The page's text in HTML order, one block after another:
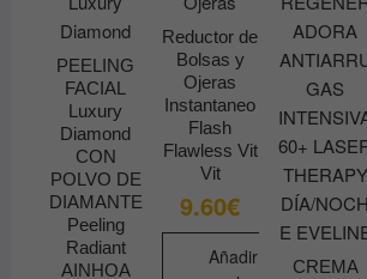
PEELING
FACIAL
Luxury
Diamond
CON
POLVO DE
DIAMANTE
Peeling
Radiant
AINHOA
Reductor de
Bolsas y
Ojeras
Instantaneo
Flash
Flawless Vit
Vit
9.60€
Añadir
CREMA